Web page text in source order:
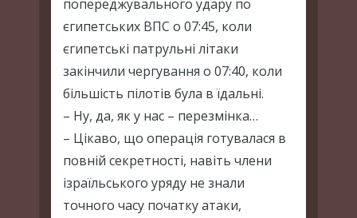
попереджувального удару по
єгипетських ВПС о 07:45, коли
єгипетські патрульні літаки
закінчили чергування о 07:40, коли
більшість пілотів була в їдальні.
– Ну, да, як у нас – перезмінка…
– Цікаво, що операція готувалася в
повній секретності, навіть члени
ізраїльського уряду не знали
точного часу початку атаки,